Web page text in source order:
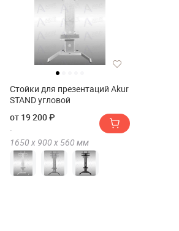
Стойки для презентаций Akur
STAND угловой
от 19 200 ₽
1650 х 900 х 560 мм